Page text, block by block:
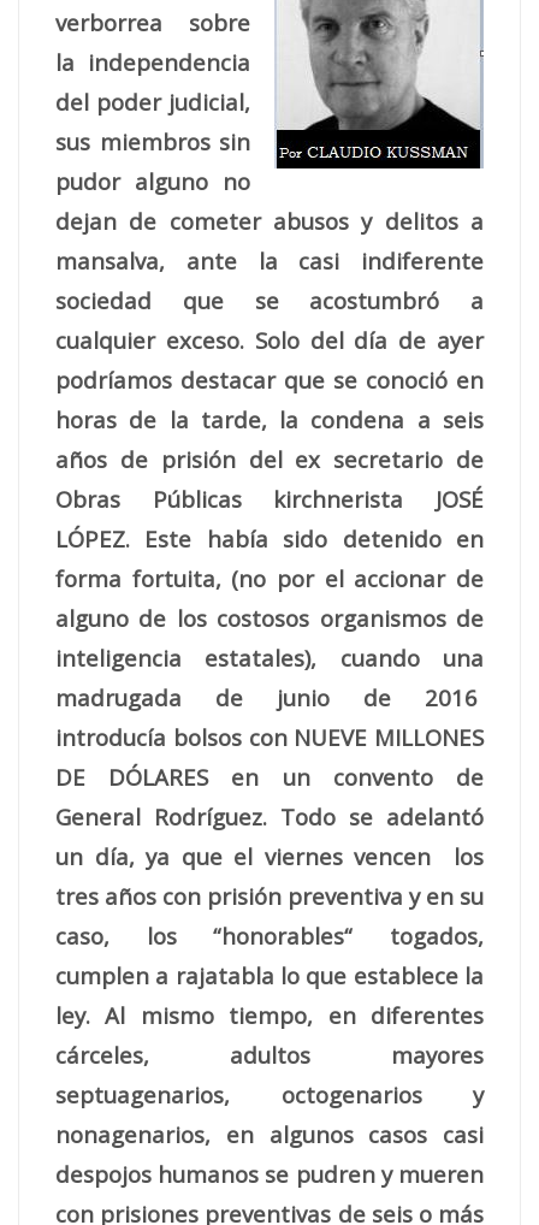
verborrea sobre
la independencia
del poder judicial,
sus miembros sin
pudor alguno no
dejan de cometer abusos y delitos a
mansalva, ante la casi indiferente
sociedad que se acostumbró a
cualquier exceso. Solo del día de ayer
podríamos destacar que se conoció en
horas de la tarde, la condena a seis
años de prisión del ex secretario de
Obras Públicas kirchnerista JOSÉ
LÓPEZ. Este había sido detenido en
forma fortuita, (no por el accionar de
alguno de los costosos organismos de
inteligencia estatales), cuando una
madrugada de junio de 2016
introducía bolsos con NUEVE MILLONES
DE DÓLARES en un convento de
General Rodríguez. Todo se adelantó
un día, ya que el viernes vencen los
tres años con prisión preventiva y en su
caso, los “honorables“ togados,
cumplen a rajatabla lo que establece la
ley. Al mismo tiempo, en diferentes
cárceles, adultos mayores
septuagenarios, octogenarios y
nonagenarios, en algunos casos casi
despojos humanos se pudren y mueren
con prisiones preventivas de seis o más